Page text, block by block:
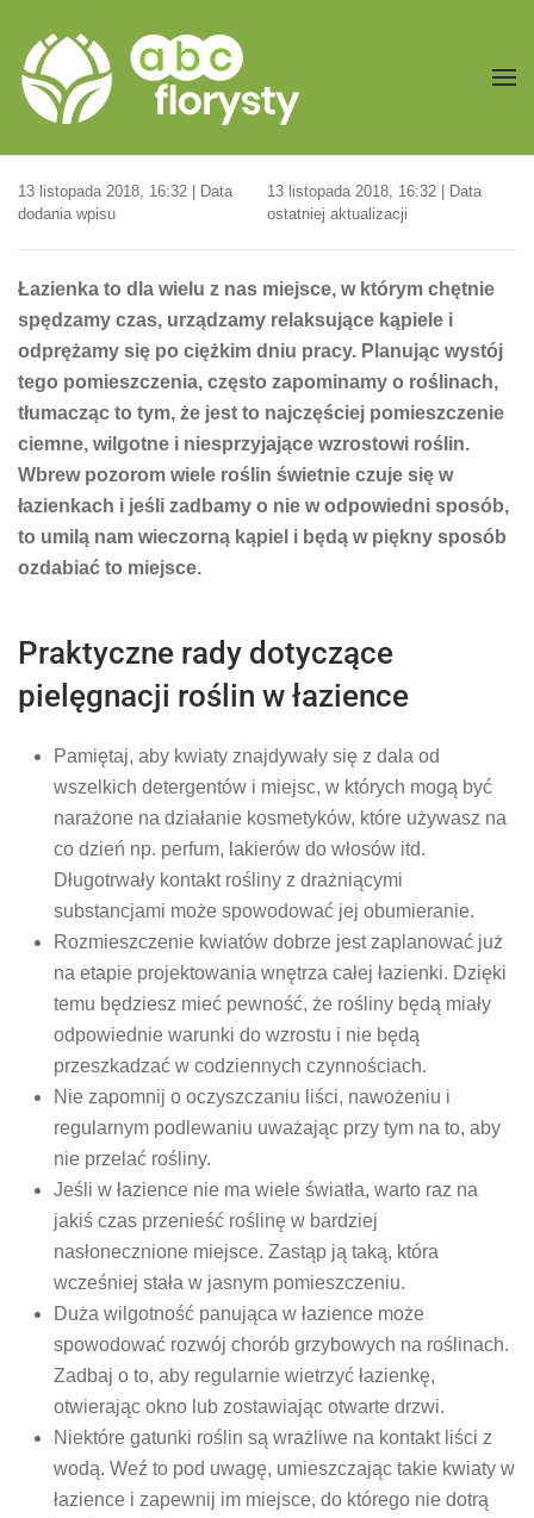
Przejdź do treści głównej
13 listopada 2018, 16:32 | Data
dodania wpisu
13 listopada 2018, 16:32 | Data
ostatniej aktualizacji
Łazienka to dla wielu z nas miejsce, w którym chętnie
spędzamy czas, urządzamy relaksujące kąpiele i
odprężamy się po ciężkim dniu pracy. Planując wystój
tego pomieszczenia, często zapominamy o roślinach,
tłumacząc to tym, że jest to najczęściej pomieszczenie
ciemne, wilgotne i niesprzyjające wzrostowi roślin.
Wbrew pozorom wiele roślin świetnie czuje się w
łazienkach i jeśli zadbamy o nie w odpowiedni sposób,
to umilą nam wieczorną kąpiel i będą w piękny sposób
ozdabiać to miejsce.
Praktyczne rady dotyczące
pielęgnacji roślin w łazience
Pamiętaj, aby kwiaty znajdywały się z dala od
wszelkich detergentów i miejsc, w których mogą być
narażone na działanie kosmetyków, które używasz na
co dzień np. perfum, lakierów do włosów itd.
Długotrwały kontakt rośliny z drażniącymi
substancjami może spowodować jej obumieranie.
Rozmieszczenie kwiatów dobrze jest zaplanować już
na etapie projektowania wnętrza całej łazienki. Dzięki
temu będziesz mieć pewność, że rośliny będą miały
odpowiednie warunki do wzrostu i nie będą
przeszkadzać w codziennych czynnościach.
Nie zapomnij o oczyszczaniu liści, nawożeniu i
regularnym podlewaniu uważając przy tym na to, aby
nie przelać rośliny.
Jeśli w łazience nie ma wiele światła, warto raz na
jakiś czas przenieść roślinę w bardziej
nasłonecznione miejsce. Zastąp ją taką, która
wcześniej stała w jasnym pomieszczeniu.
Duża wilgotność panująca w łazience może
spowodować rozwój chorób grzybowych na roślinach.
Zadbaj o to, aby regularnie wietrzyć łazienkę,
otwierając okno lub zostawiając otwarte drzwi.
Niektóre gatunki roślin są wrażliwe na kontakt liści z
wodą. Weź to pod uwagę, umieszczając takie kwiaty w
łazience i zapewnij im miejsce, do którego nie dotrą